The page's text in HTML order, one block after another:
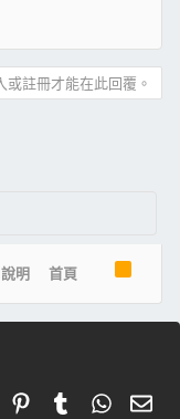
或註冊才能在此回覆。
說明 首頁
PinterestTumblr 電